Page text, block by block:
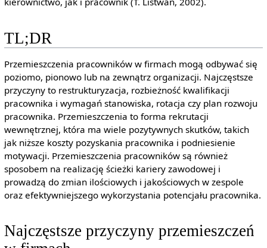
TL;DR
Przemieszczenia pracowników w firmach mogą odbywać się
poziomo, pionowo lub na zewnątrz organizacji. Najczęstsze
przyczyny to restrukturyzacja, rozbieżność kwalifikacji
pracownika i wymagań stanowiska, rotacja czy plan rozwoju
pracownika. Przemieszczenia to forma rekrutacji
wewnętrznej, która ma wiele pozytywnych skutków, takich
jak niższe koszty pozyskania pracownika i podniesienie
motywacji. Przemieszczenia pracowników są również
sposobem na realizację ścieżki kariery zawodowej i
prowadzą do zmian ilościowych i jakościowych w zespole
oraz efektywniejszego wykorzystania potencjału pracownika.
Najczęstsze przyczyny przemieszczeń